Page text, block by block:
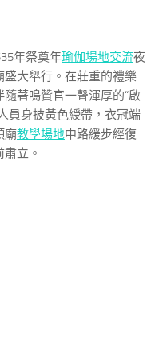
年祭奠年瑜伽場地交流夜
盛大舉行。在莊重的禮樂
著鳴贊官一聲渾厚的“啟
員身披黃色綬帶，衣冠端
廟教學場地中路緩步經復
立。